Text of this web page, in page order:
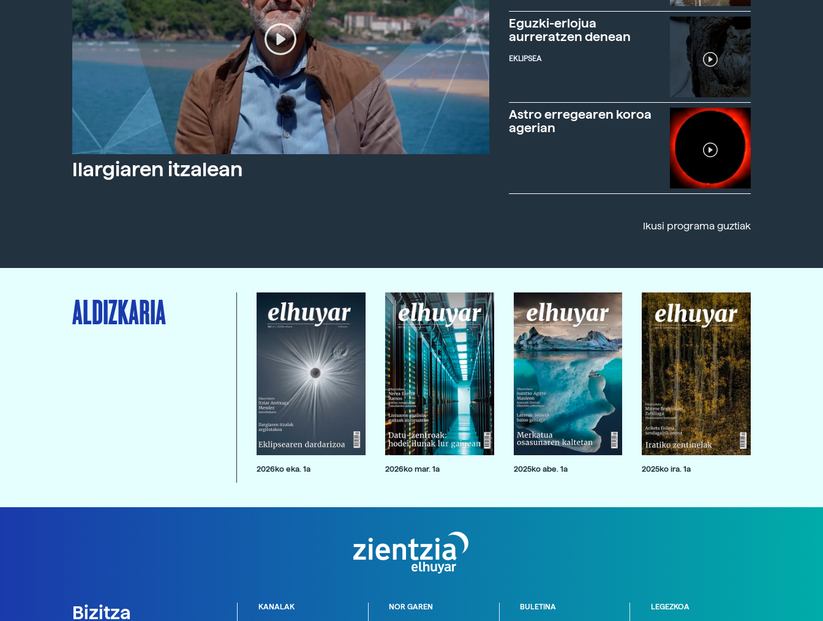
Ilargiaren itzalean
Eguzki-erlojua
aurreratzen denean
EKLIPSEA
Astro erregearen koroa
agerian
Ikusi programa guztiak
ALDIZKARIA
2026ko eka. 1a 2026ko mar. 1a 2025ko abe. 1a 2025ko ira. 1a
Bizitza
KANALAK NOR GAREN BULETINA LEGEZKOA